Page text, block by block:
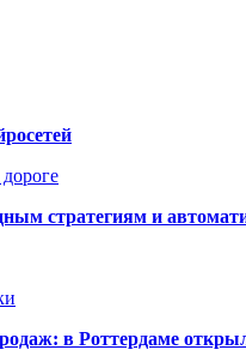
стратегиям и
в Роттердаме